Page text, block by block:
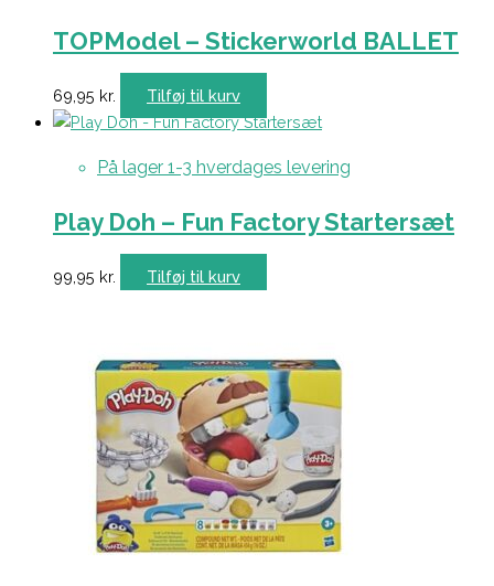
TOPModel – Stickerworld BALLET
69,95 kr. Tilføj til kurv
På lager 1-3 hverdages levering
Play Doh – Fun Factory Startersæt
99,95 kr. Tilføj til kurv